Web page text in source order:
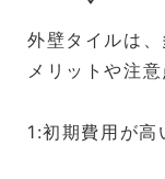
外壁タイルは
メリットや注
1:初期費用が高